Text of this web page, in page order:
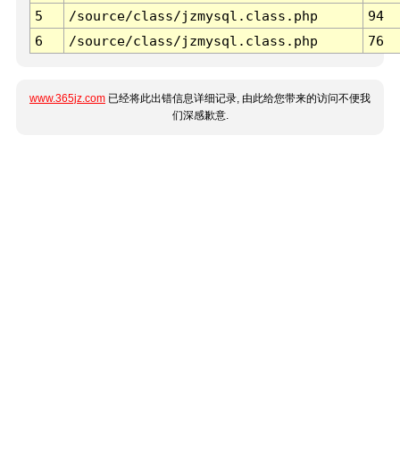
5
/source/class/jzmysql.class.php
94
6
/source/class/jzmysql.class.php 76
www.365jz.com 已经将此出错信息详细记录, 由此给您带来的访问不便我
们深感歉意.